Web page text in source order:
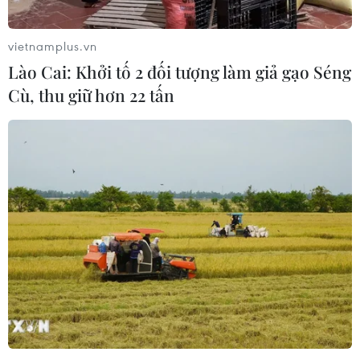
Việt Nam-Burundi thúc đẩy hợp tác
giữa hai Đảng và trên nhiều lĩnh vực
lộ di sản cộng đồng
29/07/2026 09:23
Cây chà là - Hình ảnh thân thuộc
trong đời sống người dân Ai Cập
29/07/2026 08:32
vietnamplus.vn
Lào Cai: Khởi tố 2 đối tượng làm giả gạo Séng
Cù, thu giữ hơn 22 tấn